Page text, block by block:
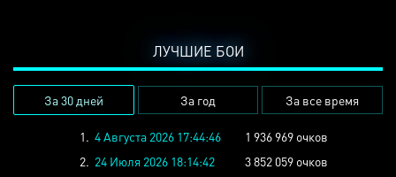
ЛУЧШИЕ БОИ
За 30 дней За год За все время
1. 4 Августа 2026 17:44:46
1 936 969 очков
2. 24 Июля 2026 18:14:42
3 852 059 очков